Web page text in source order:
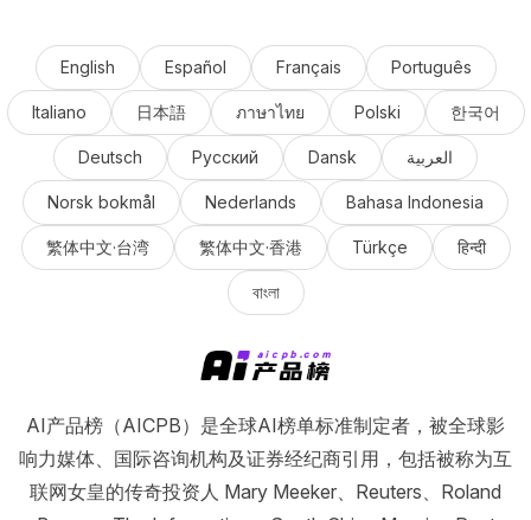
English Español Français Português
Italiano 日本語 ภาษาไทย Polski 한국어
Deutsch Русский Dansk العربية
Norsk bokmål Nederlands Bahasa Indonesia
繁体中文·台湾 繁体中文·香港 Türkçe हिन्दी
বাংলা
AI产品榜（AICPB）是全球AI榜单标准制定者，被全球影
响力媒体、国际咨询机构及证券经纪商引用，包括被称为互
联网女皇的传奇投资人 Mary Meeker、Reuters、Roland